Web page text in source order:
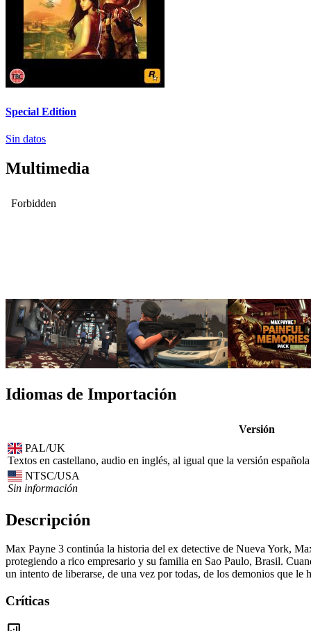
Special Edition
Sin datos
Multimedia
Idiomas de Importación
Versión
PAL/UK
Textos en castellano, audio en inglés, al igual que la versión
NTSC/USA
Sin información
Descripción
Max Payne 3 continúa la historia del ex detective de Nueva York,
protegiendo a rico empresario y su familia en Sao Paulo, Brasil.
un intento de liberarse, de una vez por todas, de los demonios que le
Críticas